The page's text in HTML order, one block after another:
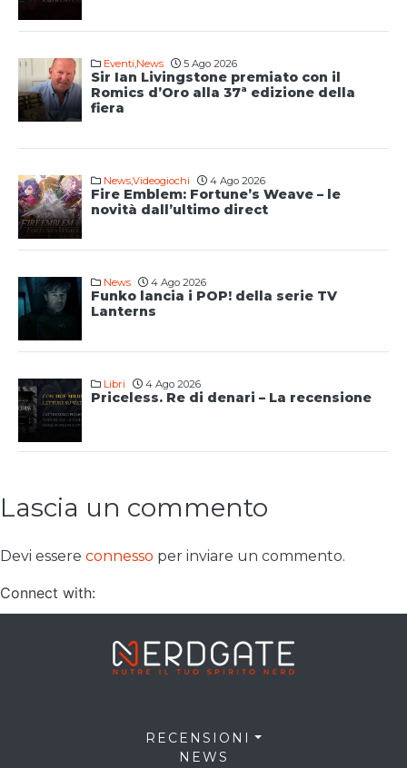
Eventi,News 5 Ago 2026
Sir Ian Livingstone premiato con il
Romics d’Oro alla 37ª edizione della
fiera
News,Videogiochi 4 Ago 2026
Fire Emblem: Fortune’s Weave – le
novità dall’ultimo direct
News 4 Ago 2026
Funko lancia i POP! della serie TV
Lanterns
Libri 4 Ago 2026
Priceless. Re di denari – La recensione
Lascia un commento
Devi essere connesso per inviare un commento.
Connect with:
RECENSIONI
NEWS